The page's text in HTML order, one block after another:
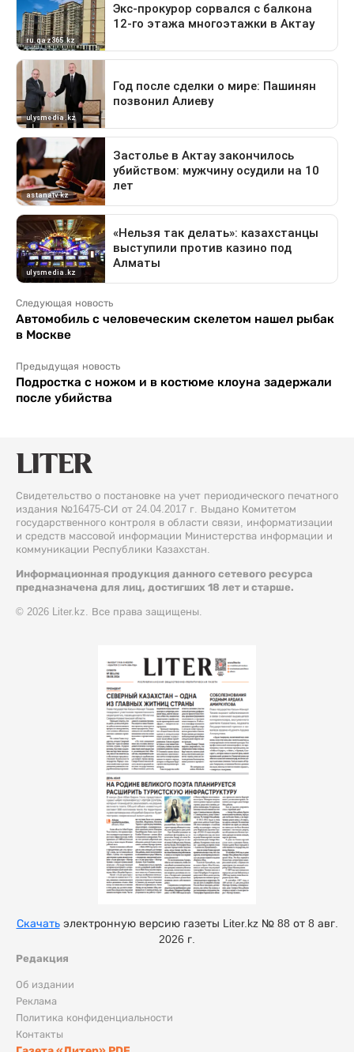
Следующая новость
Автомобиль с человеческим скелетом нашел рыбак
в Москве
Предыдущая новость
Подростка с ножом и в костюме клоуна задержали
после убийства
Свидетельство о постановке на учет периодического печатного
издания №16475-СИ от 24.04.2017 г. Выдано Комитетом
государственного контроля в области связи, информатизации
и средств массовой информации Министерства информации и
коммуникации Республики Казахстан.
Информационная продукция данного сетевого ресурса
предназначена для лиц, достигших 18 лет и старше.
© 2026 Liter.kz. Все права защищены.
Редакция
Об издании
Реклама
Политика конфиденциальности
Контакты
Скачатьэлектронную версию газеты Liter.kz № 88 от 8 авг.
2026 г.